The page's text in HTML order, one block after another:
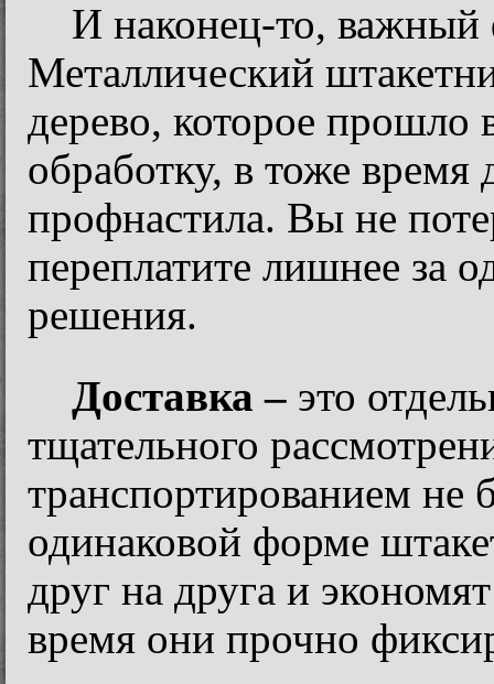
И наконец-то, важный
Металлический
дерево, которое
обработку, в тоже время
профнастила. Вы не
переплатите лишнее за
решения.
Доставка – это
тщательного
транспортированием не
одинаковой форме
друг на друга и
время они прочно